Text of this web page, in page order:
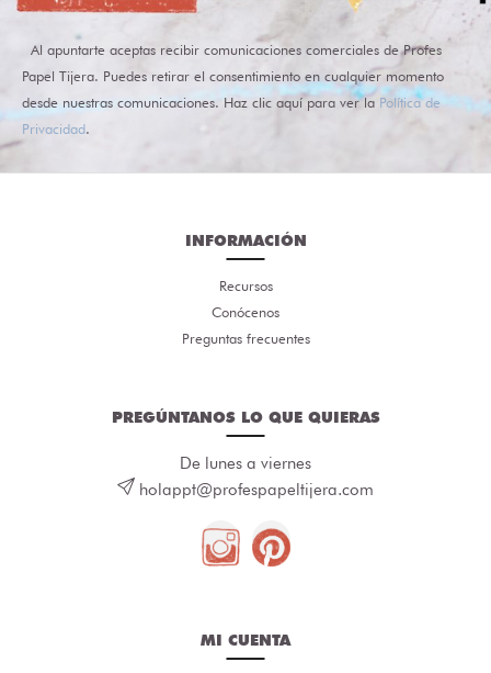
Al apuntarte aceptas recibir comunicaciones comerciales de Profes
Papel Tijera. Puedes retirar el consentimiento en cualquier momento
desde nuestras comunicaciones. Haz clic aquí para ver la Política de
Privacidad.
INFORMACIÓN
Recursos
Conócenos
Preguntas frecuentes
PREGÚNTANOS LO QUE QUIERAS
De lunes a viernes
holappt@profespapeltijera.com
MI CUENTA